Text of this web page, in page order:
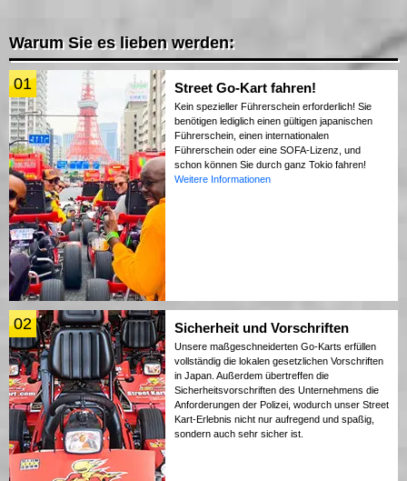
Warum Sie es lieben werden:
01 Street Go-Kart fahren!
Kein spezieller Führerschein erforderlich! Sie
benötigen lediglich einen gültigen japanischen
Führerschein, einen internationalen
Führerschein oder eine SOFA-Lizenz, und
schon können Sie durch ganz Tokio fahren!
Weitere Informationen
02 Sicherheit und Vorschriften
Unsere maßgeschneiderten Go-Karts erfüllen
vollständig die lokalen gesetzlichen Vorschriften
in Japan. Außerdem übertreffen die
Sicherheitsvorschriften des Unternehmens die
Anforderungen der Polizei, wodurch unser Street
Kart-Erlebnis nicht nur aufregend und spaßig,
sondern auch sehr sicher ist.